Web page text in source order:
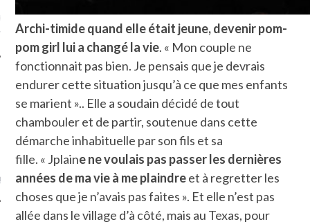
surla-femme-qui-
MOI SUR
TWITTER
@Isa_Monrozier
Archi-timide quand elle était jeune, devenir pom-
pom girl lui a changé la vie. « Mon couple ne
fonctionnait pas bien. Je pensais que je devrais
endurer cette situation jusqu’à ce que mes enfants
se marient ».. Elle a soudain décidé de tout
chambouler et de partir, soutenue dans cette
démarche inhabituelle par son fils et sa
fille. « Jplaine ne voulais pas passer les dernières
années de ma vie à meplaindreet à regretter les
choses que je n’avais pas faites ». Et elle n’est pas
allée dans le village d’à côté, mais au Texas, pour